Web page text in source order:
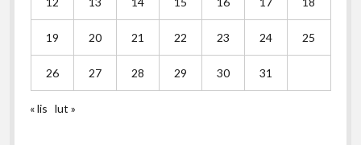
19 20 21 22 23 24 25
26 27 28 29 30 31
« lis lut »